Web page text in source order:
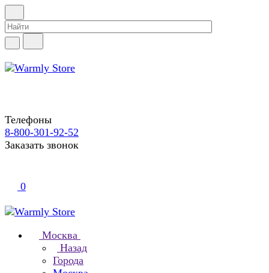
Телефоны
8-800-301-92-52
Заказать звонок
0
Москва
Назад
Города